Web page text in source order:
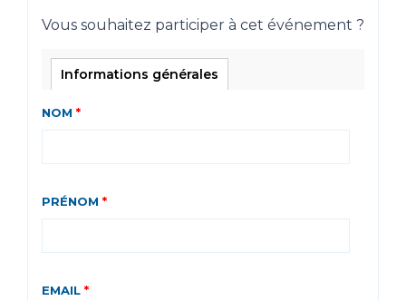
Vous souhaitez participer à cet événement ?
Informations générales
NOM *
PRÉNOM *
EMAIL *